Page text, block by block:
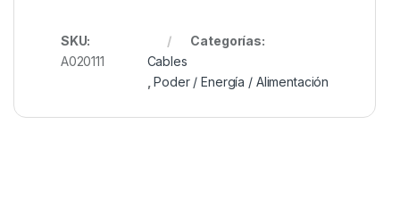
SKU:
A020111
Categorías:
Cables
,Poder / Energía / Alimentación